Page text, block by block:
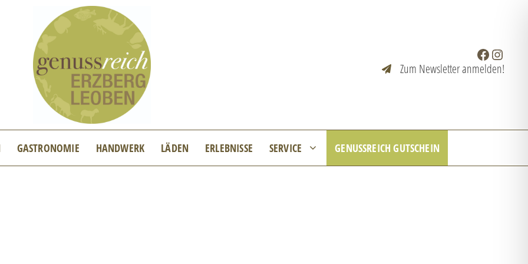
Facebook
Zum Newsletter anmelden!
GASTRONOMIE HANDWERK LÄDEN ERLEBNISSE SERVICE GENUSSREICH GUTSCHEIN